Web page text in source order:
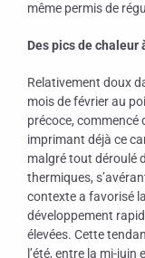
même permis de
Des pics de chaleur
Relativement doux
mois de février au
précoce, commencé
imprimant déjà ce
malgré tout déroulé
thermiques,
contexte a favorisé
développement
élevées. Cette
l’été, entre la mi-juin